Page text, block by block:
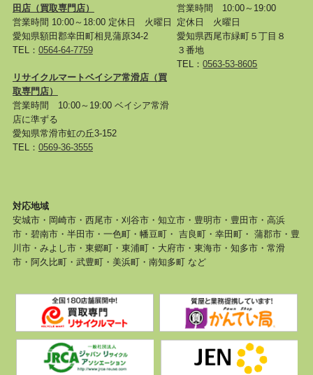
田店（買取専門店）
営業時間 10:00～18:00 定休日 火曜日
愛知県額田郡幸田町相見蒲原34-2
TEL： 0564-64-7759
リサイクルマートベイシア常滑店（買
取専門店）
営業時間 10:00～19:00 ベイシア常滑
店に準ずる
愛知県常滑市虹の丘3-152
TEL： 0569-36-3555
営業時間 10:00～19:00
定休日 火曜日
愛知県西尾市緑町５丁目８
３番地
TEL：0563-53-8605
対応地域
安城市・岡崎市・西尾市・刈谷市・知立市・豊明市・豊田市・高浜
市・碧南市・半田市・一色町・幡豆町・ 吉良町・幸田町・ 蒲郡市・豊
川市・みよし市・東郷町・東浦町・大府市・東海市・知多市・常滑
市・阿久比町・武豊町・美浜町・南知多町 など